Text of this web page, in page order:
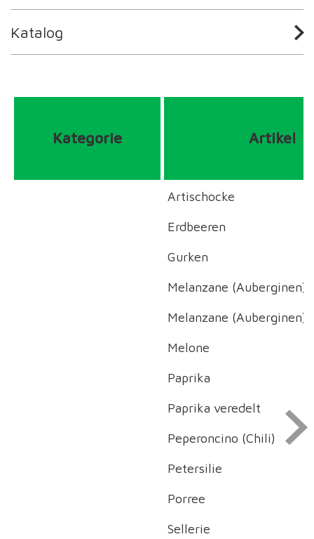
Katalog
Kategorie Artikel
Artischocke
Erdbeeren
Gurken
Melanzane
Melanzane (Auberginen)
Melone
Paprika
Paprika veredelt
Peperoncino (Chili)
Petersilie
Porree
Sellerie